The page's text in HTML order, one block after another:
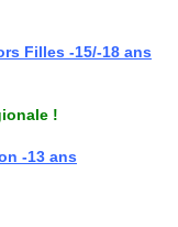
Filles -15/-18 ans
!
-13 ans